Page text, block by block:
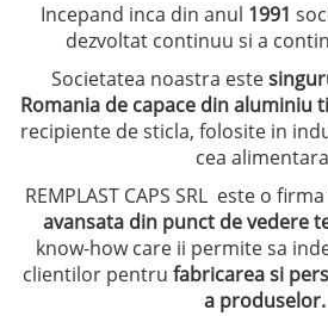
NOUTATI
CONTACT
Incepand inca din anul 1991
dezvoltat continuu si a
Societatea noastra este
Romania de capace din aluminiu
recipiente de sticla, folosite in
cea
REMPLAST CAPS SRL este o firma
avansata din punct de vedere
know-how care ii permite sa
clientilor pentru fabricarea si
a produselor.